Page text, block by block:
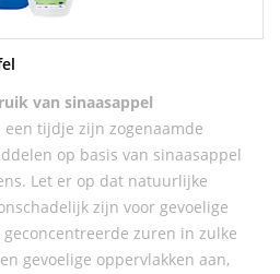
van sinaasappel
een tijdje zijn zogenaamde
op basis van sinaasappel
Let er op dat natuurlijke
zijn voor gevoelige
zuren in zulke
gevoelige oppervlakken aan,